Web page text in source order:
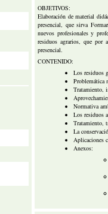
OBJETIVOS:
Elaboración de material
presencial, que sirva
nuevos profesionales y
residuos agrarios, que por
presencial.
CONTENIDO:
Los residuos
Problemática
Tratamiento,
Normativa
Los residuos
Tratamiento,
La
Aplicaciones
Anexos: